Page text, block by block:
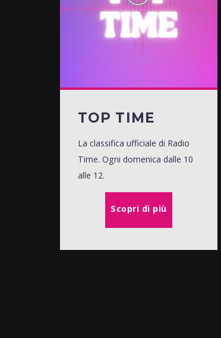
TOP TIME
La classifica ufficiale di Radio
Time. Ogni domenica dalle 10
alle 12.
Scopri di più